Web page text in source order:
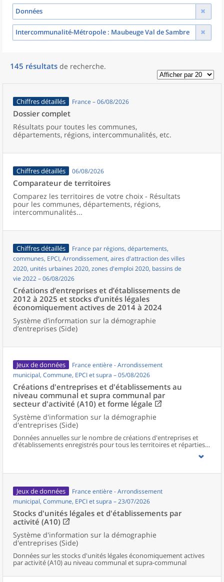
Données
Intercommunalité-Métropole : Maubeuge Val de Sambre
145 résultats de recherche.
Chiffres détaillés France – 06/08/2026
Dossier complet
Résultats pour toutes les communes,
départements, régions, intercommunalités, etc.
Chiffres détaillés 06/08/2026
Comparateur de territoires
Comparez les territoires de votre choix - Résultats
pour les communes, départements, régions,
intercommunalités...
Chiffres détaillés
France par régions, départements,
communes, EPCI, Arrondissement, aires d'attraction des villes
2020, unités urbaines 2020, zones d'emploi 2020, bassins de
vie 2022 – 06/08/2026
Créations d’entreprises et d’établissements de
2012 à 2025 et stocks d’unités légales
économiquement actives de 2014 à 2024
Système d’information sur la démographie
d’entreprises (Side)
Jeux de données
France entière - Arrondissement
municipal, Commune, EPCI et supra – 05/08/2026
Créations d'entreprises et d'établissements au
niveau communal et supra communal par
secteur d'activité (A10) et forme légale
Système d'information sur la démographie
d'entreprises (Side)
Données annuelles sur le nombre de créations d'entreprises et
d'établissements enregistrés pour tous les territoires et réparties
selon le secteur d’activité et la forme légale.
Jeux de données
France entière - Arrondissement
municipal, Commune, EPCI et supra – 23/07/2026
Stocks d'unités légales et d'établissements par
activité (A10)
Système d'information sur la démographie
d'entreprises (Side)
Données sur les stocks d'unités légales économiquement actives
par activité (A10) au niveau communal et supra-communal